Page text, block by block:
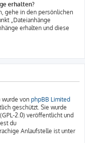
erhalten?
gehe in den persönlichen
„Dateianhänge
erhalten und diese
wurde von phpBB Limited
geschützt. Sie wurde
2.0) veröffentlicht und
du
Anlaufstelle ist unter